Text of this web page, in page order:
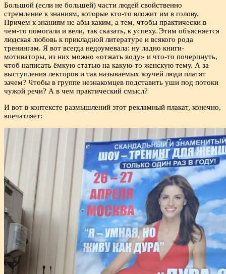
Большой (если не большей) части людей свойственно
стремление к знаниям, которые кто-то вложит им в голову.
Причем к знаниям не абы каким, а тем, чтобы практически в
чем-то помогали и вели, так сказать, к успеху. Этим объясняется
людская любовь к прикладной литературе и всякого рода
тренингам. Я вот всегда недоумевала: ну ладно книги-
мотиваторы, из них можно «отжать воду» и что-то почерпнуть,
чтоб написать ёмкую статью на какую-то женскую тему. А за
выступления лекторов и так называемых коучей люди платят
зачем? Чтобы в группе незнакомцев подставить уши под потоки
чужой речи? А в чем практический смысл?
И вот в контексте размышлений этот рекламный плакат, конечно,
впечатляет: